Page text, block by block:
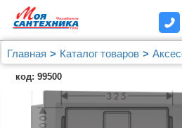
Главная Каталог товаров
Полка Hansgrohe XtraStoris
матовая черная
код: 99500